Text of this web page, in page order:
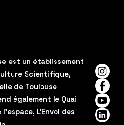
o
n
est un établissement
Scientifique,
de Toulouse
également le Quai
L'Envol des